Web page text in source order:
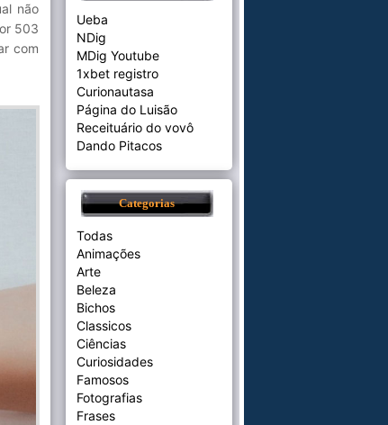
não
503
com
Ueba
NDig
MDig Youtube
1xbet registro
Curionautasa
Página do Luisão
Receituário do vovô
Dando Pitacos
Categorias
Todas
Animações
Arte
Beleza
Bichos
Classicos
Ciências
Curiosidades
Famosos
Fotografias
Frases